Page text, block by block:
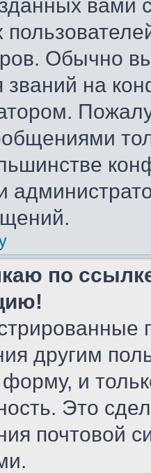
Обычно
на
по
другим
и
Это
почтовой